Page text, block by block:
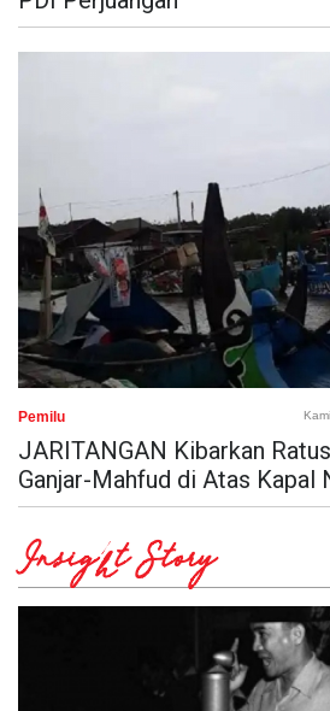
Pemilu
JARITANGAN Kibarkan
Ganjar-Mahfud di Atas Kapal
Insight Story